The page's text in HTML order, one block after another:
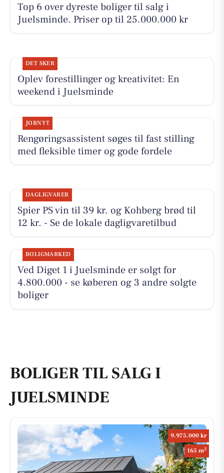
Top 6 over dyreste boliger til salg i
Juelsminde. Priser op til 25.000.000 kr
DET SKER
Oplev forestillinger og kreativitet: En
weekend i Juelsminde
JOBNYT
Rengøringsassistent søges til fast stilling
med fleksible timer og gode fordele
DAGLIGVARER
Spier PS vin til 39 kr. og Kohberg brød til
12 kr. - Se de lokale dagligvaretilbud
BOLIGMARKED
Ved Diget 1 i Juelsminde er solgt for
4.800.000 - se køberen og 3 andre solgte
boliger
BOLIGER TIL SALG I
JUELSMINDE
9.975.000 kr
165 m2